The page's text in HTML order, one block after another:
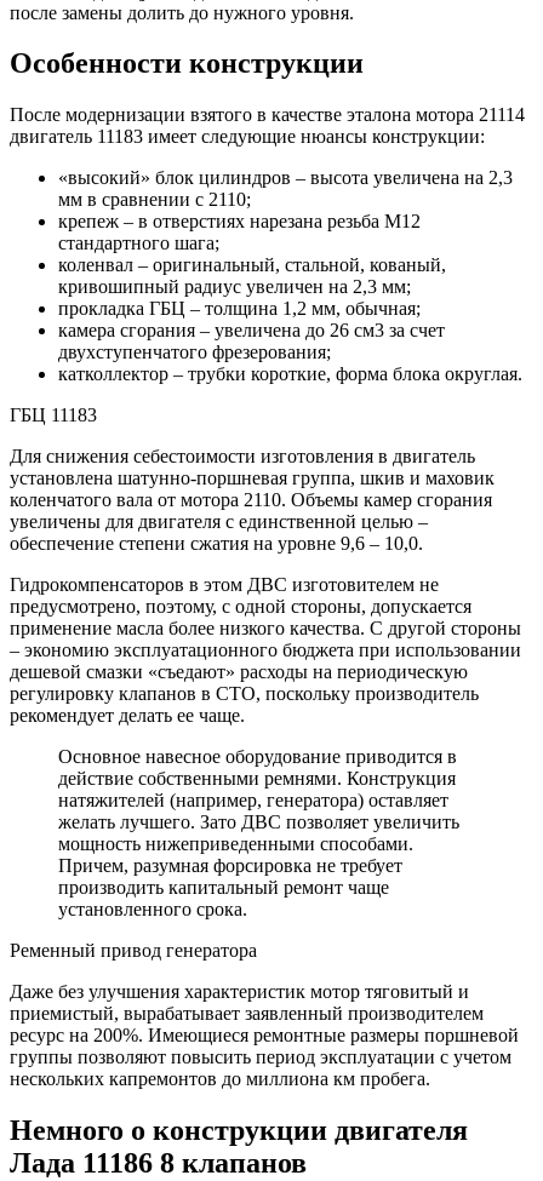
после замены долить до нужного уровня.
Особенности конструкции
После модернизации взятого в качестве эталона мотора 21114
двигатель 11183 имеет следующие нюансы конструкции:
«высокий» блок цилиндров – высота увеличена на 2,3
мм в сравнении с 2110;
крепеж – в отверстиях нарезана резьба М12
стандартного шага;
коленвал – оригинальный, стальной, кованый,
кривошипный радиус увеличен на 2,3 мм;
прокладка ГБЦ – толщина 1,2 мм, обычная;
камера сгорания – увеличена до 26 см3 за счет
двухступенчатого фрезерования;
катколлектор – трубки короткие, форма блока округлая.
ГБЦ 11183
Для снижения себестоимости изготовления в двигатель
установлена шатунно-поршневая группа, шкив и маховик
коленчатого вала от мотора 2110. Объемы камер сгорания
увеличены для двигателя с единственной целью –
обеспечение степени сжатия на уровне 9,6 – 10,0.
Гидрокомпенсаторов в этом ДВС изготовителем не
предусмотрено, поэтому, с одной стороны, допускается
применение масла более низкого качества. С другой стороны
– экономию эксплуатационного бюджета при использовании
дешевой смазки «съедают» расходы на периодическую
регулировку клапанов в СТО, поскольку производитель
рекомендует делать ее чаще.
Основное навесное оборудование приводится в
действие собственными ремнями. Конструкция
натяжителей (например, генератора) оставляет
желать лучшего. Зато ДВС позволяет увеличить
мощность нижеприведенными способами.
Причем, разумная форсировка не требует
производить капитальный ремонт чаще
установленного срока.
Ременный привод генератора
Даже без улучшения характеристик мотор тяговитый и
приемистый, вырабатывает заявленный производителем
ресурс на 200%. Имеющиеся ремонтные размеры поршневой
группы позволяют повысить период эксплуатации с учетом
нескольких капремонтов до миллиона км пробега.
Немного о конструкции двигателя
Лада 11186 8 клапанов